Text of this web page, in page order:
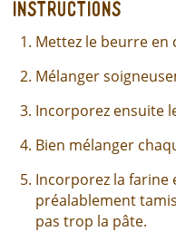
Instructions
Mettez le beurre en
Mélanger
Incorporez ensuite
Bien mélanger
Incorporez la farine
préalablement
pas trop la pâte.